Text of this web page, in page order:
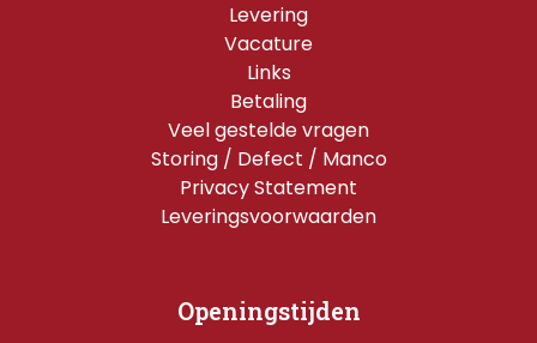
Levering
Vacature
Links
Betaling
Veel gestelde vragen
Storing / Defect / Manco
Privacy Statement
Leveringsvoorwaarden
Openingstijden